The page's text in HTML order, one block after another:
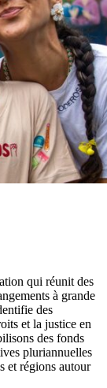
qui réunit des
à grande
des
et la justice en
des fonds
pluriannuelles
et régions autour